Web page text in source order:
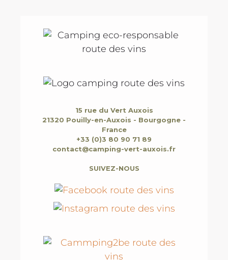
15 rue du Vert Auxois
21320 Pouilly-en-Auxois - Bourgogne -
France
+33 (0)3 80 90 71 89
contact@camping-vert-auxois.fr
SUIVEZ-NOUS